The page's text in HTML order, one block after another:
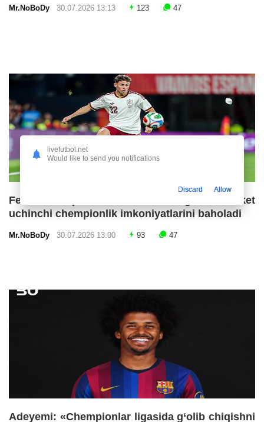
Mr.NoBoDy 30.07.2026 13:13 123 47
Fermin Lopes «Barselona»ning ketma-ket
uchinchi chempionlik imkoniyatlarini baholadi
Mr.NoBoDy 30.07.2026 13:00 93 47
Adeyemi: «Chempionlar ligasida g‘olib chiqishni
livefutbol.net
Would like to send you notifications
Discard Allow